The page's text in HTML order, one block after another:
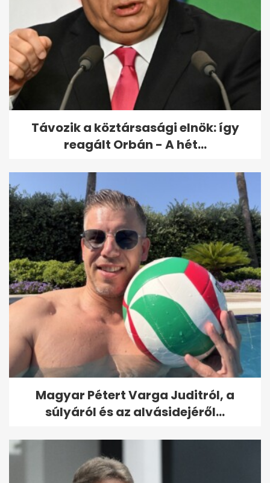
Puskás-Dallos Peti megszólalt
a Kaszás Attilára emlékező...
Távozik a köztársasági elnök: így
reagált Orbán - A hét...
Magyar Pétert Varga Juditról, a
súlyáról és az alvásidejéről...